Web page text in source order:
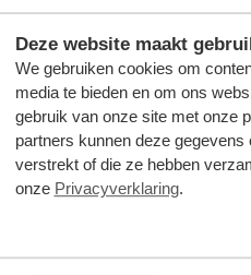
Deze website maakt
We gebruiken cookies om
media te bieden en om ons
gebruik van onze site met onze
partners kunnen deze
verstrekt of die ze hebben
onze Privacyverklaring.